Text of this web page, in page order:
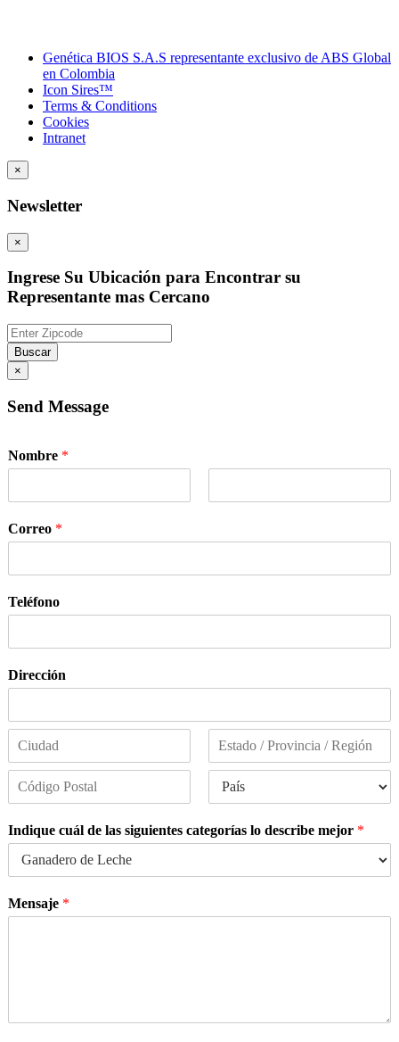
Genética BIOS S.A.S representante exclusivo de ABS Global
en Colombia
Icon Sires™
Terms & Conditions
Cookies
Intranet
×
Newsletter
×
Ingrese Su Ubicación para Encontrar su
Representante mas Cercano
Buscar
×
Send Message
Nombre *
Correo *
Teléfono
Dirección
Dirección
(línea
Ciudad
Estado
Región
postal
Indique cuál de las siguientes categorías lo describe mejor *
Mensaje *